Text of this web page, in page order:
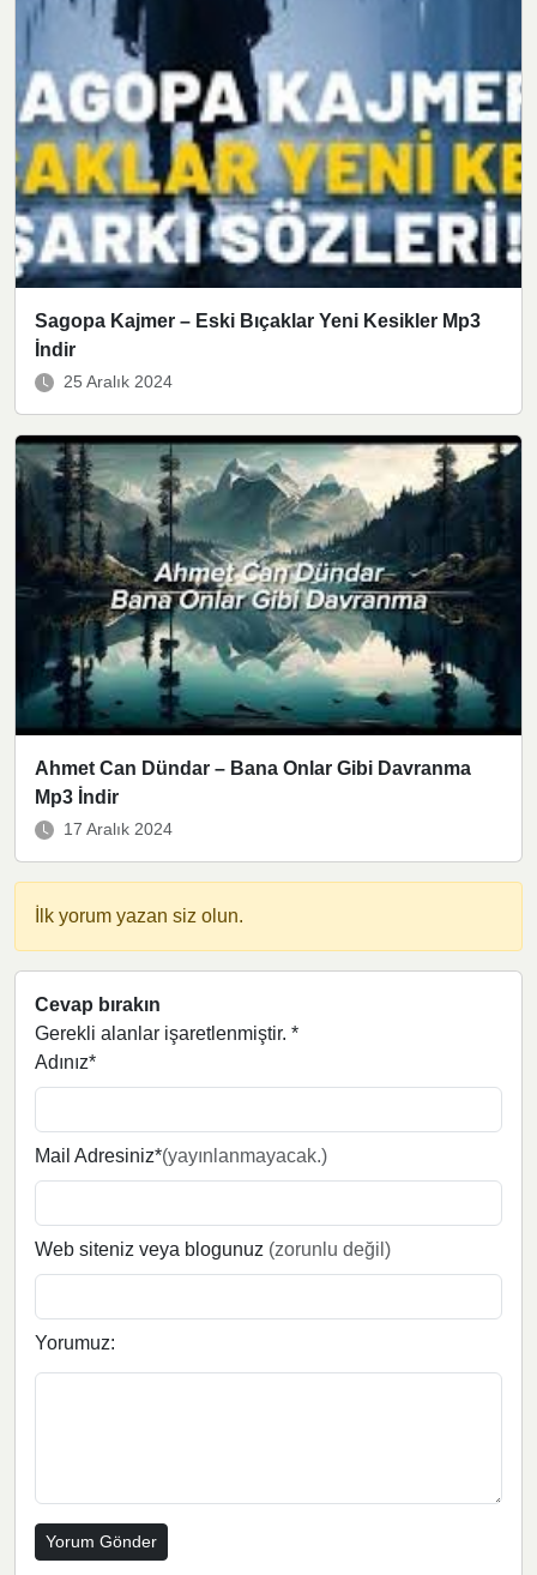
Sagopa Kajmer – Eski Bıçaklar Yeni Kesikler Mp3
İndir
25 Aralık 2024
Ahmet Can Dündar – Bana Onlar Gibi Davranma
Mp3 İndir
17 Aralık 2024
İlk yorum yazan siz olun.
Cevap bırakın
Gerekli alanlar işaretlenmiştir. *
Adınız*
Mail Adresiniz*(yayınlanmayacak.)
Web siteniz veya blogunuz (zorunlu değil)
Yorumuz: